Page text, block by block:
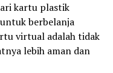
kartu plastik
berbelanja
virtual adalah tidak
lebih aman dan